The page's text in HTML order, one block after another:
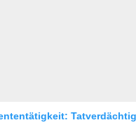
in Untersuchungshaft